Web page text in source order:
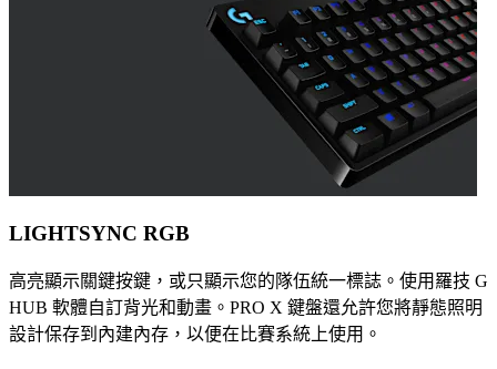
LIGHTSYNC RGB
高亮顯示關鍵按鍵，或只顯示您的隊伍統一標誌。使用羅技 G
HUB 軟體自訂背光和動畫。PRO X 鍵盤還允許您將靜態照明
設計保存到內建內存，以便在比賽系統上使用。